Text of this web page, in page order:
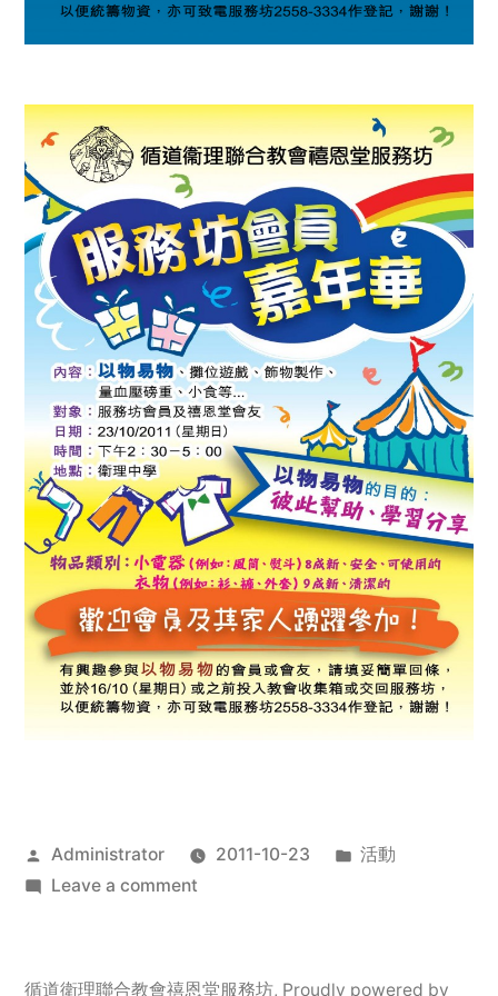
Posted
by
Administrator 2011-10-23
Posted
活動
Leave a commenton
服
循道衛理聯合教會禧恩堂服務坊, Proudly powered by